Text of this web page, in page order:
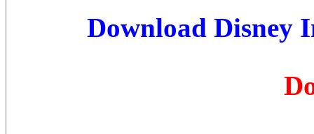
Download Disney